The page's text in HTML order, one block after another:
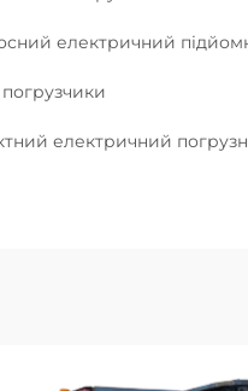
електричний
погрузчики
електричний